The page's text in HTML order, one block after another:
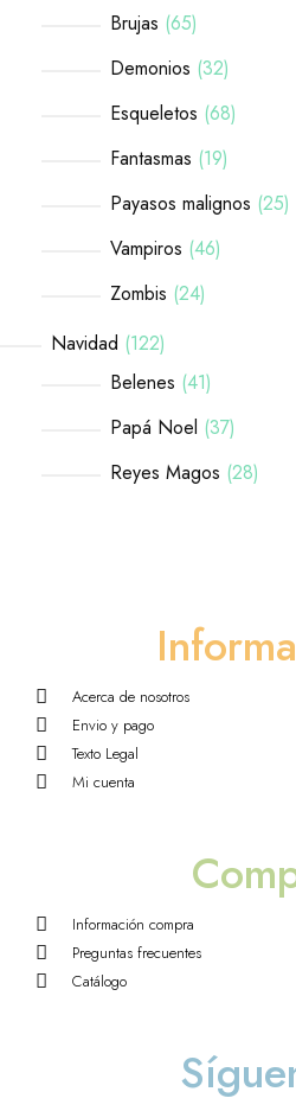
Brujas 65
Demonios 32
Esqueletos 68
Fantasmas 19
Payasos malignos 25
Vampiros 46
Zombis 24
Navidad 122
Belenes 41
Papá Noel 37
Reyes Magos 28
Acerca de nosotros
Envio y pago
Texto Legal
Mi cuenta
Información compra
Preguntas frecuentes
Catálogo